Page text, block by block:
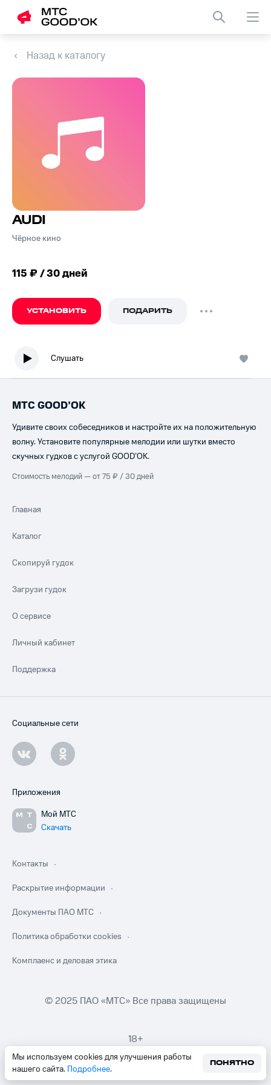
Назад к каталогу
AUDI
Чёрное кино
115 ₽ / 30 дней
УСТАНОВИТЬ ПОДАРИТЬ
Слушать
Мы используем cookies для улучшения работы
нашего сайта. Подробнее.
ПОНЯТНО
МТС GOOD’OK
Удивите своих собеседников и настройте их на положительную
волну. Установите популярные мелодии или шутки вместо
скучных гудков с услугой GOOD’OK.
Стоимость мелодий — от 75 ₽ / 30 дней
Главная
Каталог
Скопируй гудок
Загрузи гудок
О сервисе
Личный кабинет
Поддержка
Социальные сети
Приложения
Мой МТС
Скачать
Контакты
Раскрытие информации
Документы ПАО МТС
Политика обработки cookies
Комплаенс и деловая этика
© 2025 ПАО «МТС» Все права защищены
18+